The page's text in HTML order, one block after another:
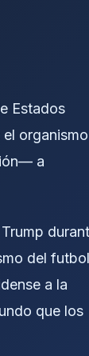
Estados
organismo
a
del futbol
a la
que los